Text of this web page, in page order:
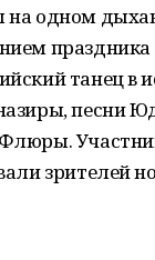
одном
праздника
танец в
песни
зрителей